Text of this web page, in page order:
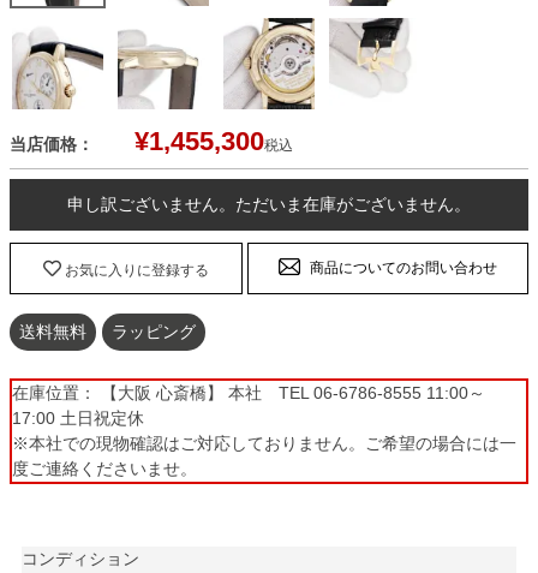
当店価格： ¥1,455,300税込
申し訳ございません。ただいま在庫がございません。
お気に入りに登録する 商品についてのお問い合わせ
送料無料 ラッピング
在庫位置： 【大阪 心斎橋】 本社 TEL 06-6786-8555 11:00～
17:00 土日祝定休
※本社での現物確認はご対応しておりません。ご希望の場合には一
度ご連絡くださいませ。
コンディション